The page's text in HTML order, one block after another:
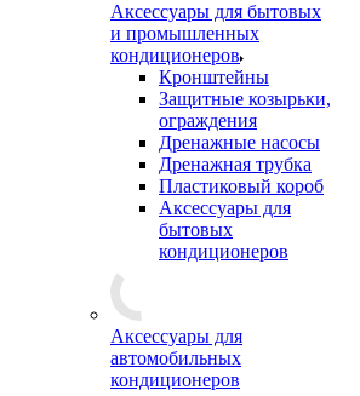
Аксессуары для бытовых
и промышленных
кондиционеров
Кронштейны
Защитные козырьки,
ограждения
Дренажные насосы
Дренажная трубка
Пластиковый короб
Аксессуары для
бытовых
кондиционеров
Аксессуары для
автомобильных
кондиционеров